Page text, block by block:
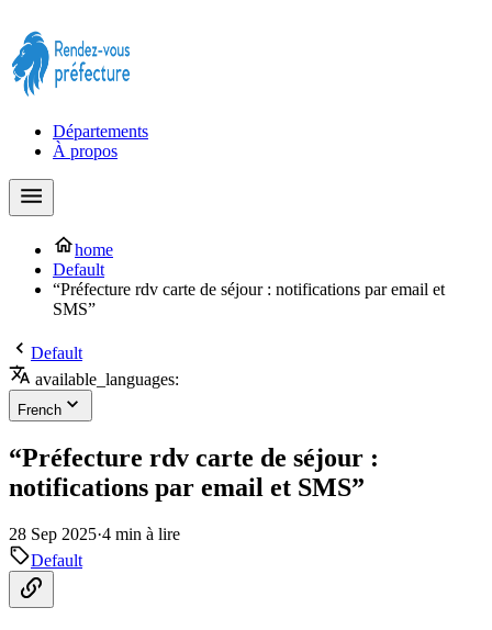
Départements
À propos
home
Default
“Préfecture rdv carte de séjour : notifications par email et
SMS”
Default
available_languages:
French
“Préfecture rdv carte de séjour :
notifications par email et SMS”
28 Sep 2025·4 min à lire
Default